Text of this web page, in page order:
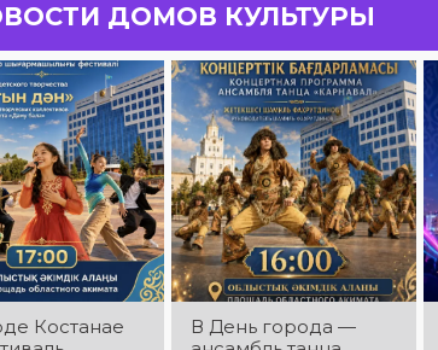
ДОМОВ КУЛЬТУРЫ
Костанае
В День города —